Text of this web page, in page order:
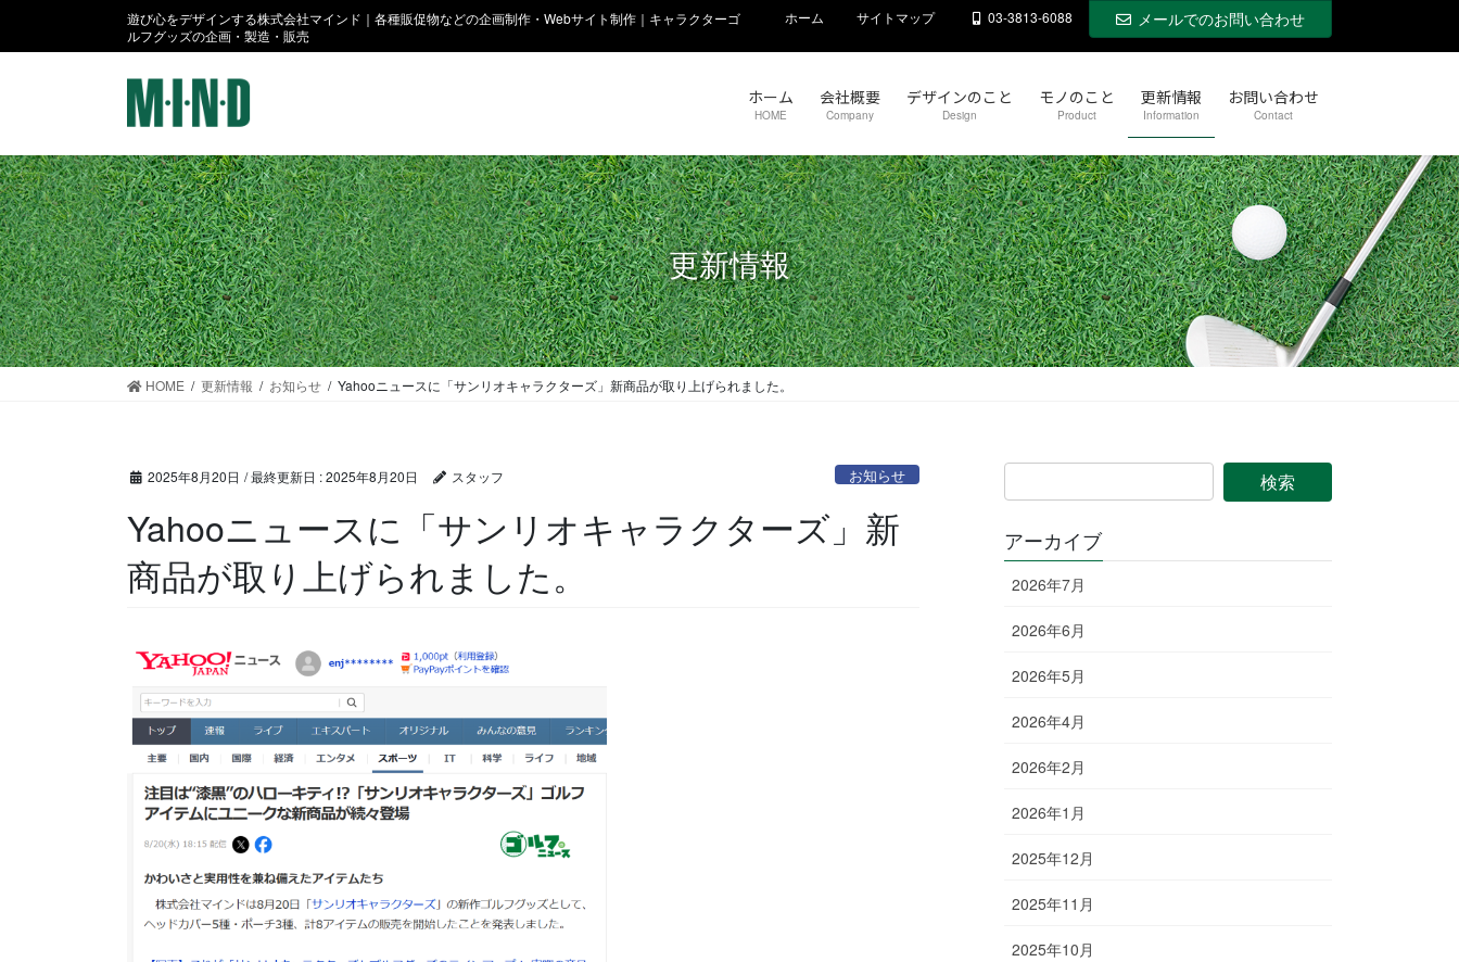
移
動
ン
に
移
動
遊び心をデザインする株式会社マインド｜各種販促物などの企画制作・Webサイト制作｜キャラクターゴ
ルフグッズの企画・製造・販売
ホーム サイトマップ 03-3813-6088 メールでのお問い合わせ
ホーム
HOME
会社概要
Company
デザインのこと
Design
モノのこと
Product
更新情報
Information
お問い合わせ
Contact
更新情報
HOME 更新情報 お知らせ Yahooニュースに「サンリオキャラクターズ」新商品が取り上げられました。
2025年8月20日 / 最終更新日 :2025年8月20日 スタッフ お知らせ
Yahooニュースに「サンリオキャラクターズ」新
商品が取り上げられました。
アーカイブ
2026年7月
2026年6月
2026年5月
2026年4月
2026年2月
2026年1月
2025年12月
2025年11月
2025年10月